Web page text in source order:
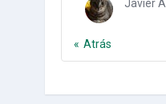
Javier
Atrás